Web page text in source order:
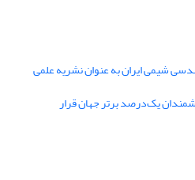
شیمی ایران به عنوان نشریه علمی
یک‌درصد برتر جهان قرار